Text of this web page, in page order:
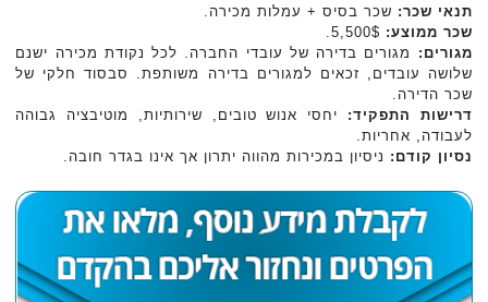
תנאי שכר: שכר בסיס + עמלות מכירה.
שכר ממוצע:
מגורים: מגורים בדירה של עובדי החברה. לכל נקודת מכירה ישנם
שלושה עובדים, זכאים למגורים בדירה משותפת. סבסוד חלקי של
שכר הדירה.
דרישות התפקיד: יחסי אנוש טובים, שירותיות, מוטיבציה גבוהה
לעבודה, אחריות.
נסיון קודם: ניסיון במכירות מהווה יתרון אך אינו בגדר חובה.